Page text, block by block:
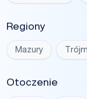
Regiony
Mazury
Otoczenie